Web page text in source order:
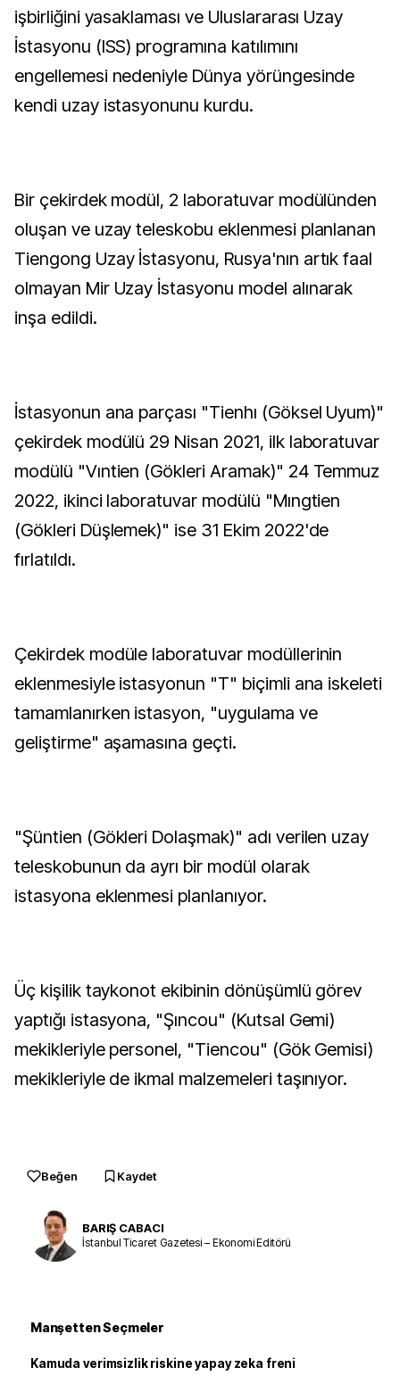
işbirliğini yasaklaması ve Uluslararası Uzay
İstasyonu (ISS) programına katılımını
engellemesi nedeniyle Dünya yörüngesinde
kendi uzay istasyonunu kurdu.
Bir çekirdek modül, 2 laboratuvar modülünden
oluşan ve uzay teleskobu eklenmesi planlanan
Tiengong Uzay İstasyonu, Rusya'nın artık faal
olmayan Mir Uzay İstasyonu model alınarak
inşa edildi.
İstasyonun ana parçası "Tienhı (Göksel Uyum)"
çekirdek modülü 29 Nisan 2021, ilk laboratuvar
modülü "Vıntien (Gökleri Aramak)" 24 Temmuz
2022, ikinci laboratuvar modülü "Mıngtien
(Gökleri Düşlemek)" ise 31 Ekim 2022'de
fırlatıldı.
Çekirdek modüle laboratuvar modüllerinin
eklenmesiyle istasyonun "T" biçimli ana iskeleti
tamamlanırken istasyon, "uygulama ve
geliştirme" aşamasına geçti.
"Şüntien (Gökleri Dolaşmak)" adı verilen uzay
teleskobunun da ayrı bir modül olarak
istasyona eklenmesi planlanıyor.
Üç kişilik taykonot ekibinin dönüşümlü görev
yaptığı istasyona, "Şıncou" (Kutsal Gemi)
mekikleriyle personel, "Tiencou" (Gök Gemisi)
mekikleriyle de ikmal malzemeleri taşınıyor.
Beğen Kaydet
BARIŞ CABACI
İstanbul Ticaret Gazetesi – Ekonomi Editörü
Manşetten Seçmeler
Kamuda verimsizlik riskine yapay zeka freni